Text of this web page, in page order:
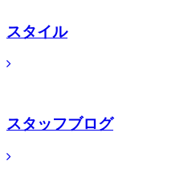
スタイル
スタッフブログ